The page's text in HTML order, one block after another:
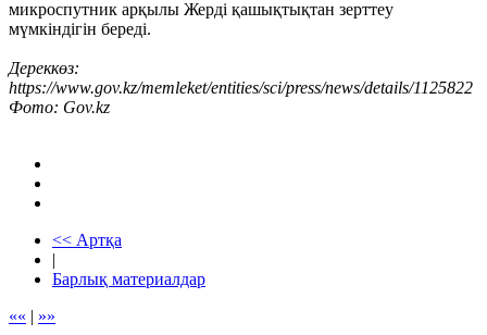
микроспутник арқылы Жерді қашықтықтан зерттеу
мүмкіндігін береді.
Дереккөз:
https://www.gov.kz/memleket/entities/sci/press/news/details/1125822
Фото: Gov.kz
<< Артқа
|
Барлық материалдар
«« | »»